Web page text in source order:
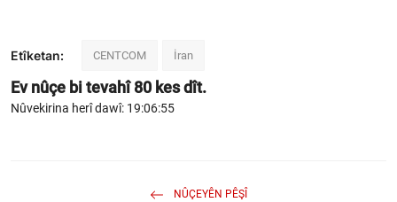
Etîketan: CENTCOM İran
Ev nûçe bi tevahî80 kes dît.
Nûvekirina herî dawî: 19:06:55
NÛÇEYÊN PÊŞÎ